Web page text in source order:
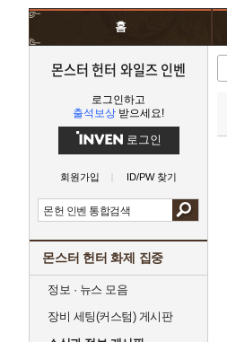
홈
몬스터 헌터 와일즈 인벤
로그인하고
출석보상 받으세요!
로그인
회원가입 ID/PW 찾기
몬스터 헌터 화제 집중
정보 · 뉴스 모음
장비 세팅(커스텀) 게시판